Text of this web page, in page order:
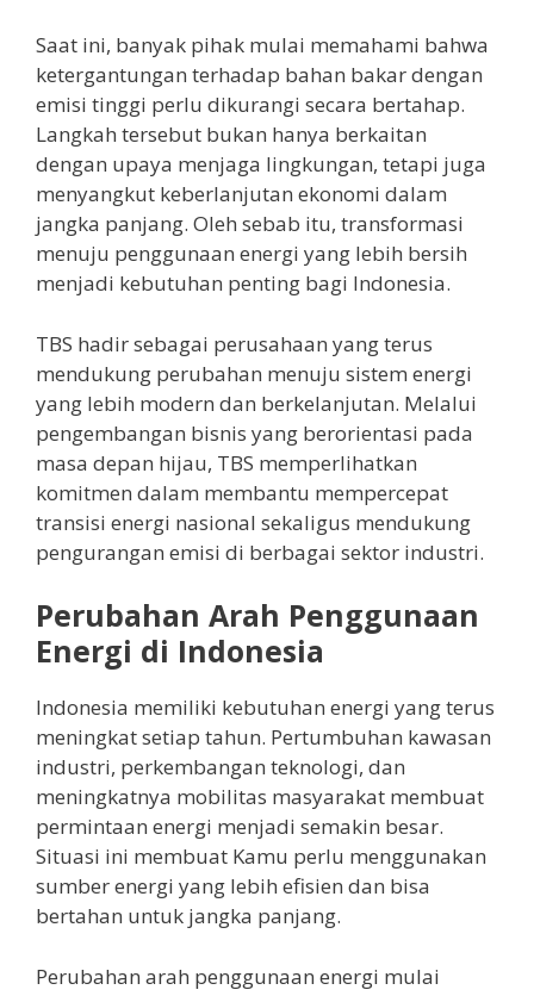
Saat ini, banyak pihak mulai memahami bahwa
ketergantungan terhadap bahan bakar dengan
emisi tinggi perlu dikurangi secara bertahap.
Langkah tersebut bukan hanya berkaitan
dengan upaya menjaga lingkungan, tetapi juga
menyangkut keberlanjutan ekonomi dalam
jangka panjang. Oleh sebab itu, transformasi
menuju penggunaan energi yang lebih bersih
menjadi kebutuhan penting bagi Indonesia.
TBS hadir sebagai perusahaan yang terus
mendukung perubahan menuju sistem energi
yang lebih modern dan berkelanjutan. Melalui
pengembangan bisnis yang berorientasi pada
masa depan hijau, TBS memperlihatkan
komitmen dalam membantu mempercepat
transisi energi nasional sekaligus mendukung
pengurangan emisi di berbagai sektor industri.
Perubahan Arah Penggunaan
Energi di Indonesia
Indonesia memiliki kebutuhan energi yang terus
meningkat setiap tahun. Pertumbuhan kawasan
industri, perkembangan teknologi, dan
meningkatnya mobilitas masyarakat membuat
permintaan energi menjadi semakin besar.
Situasi ini membuat Kamu perlu menggunakan
sumber energi yang lebih efisien dan bisa
bertahan untuk jangka panjang.
Perubahan arah penggunaan energi mulai